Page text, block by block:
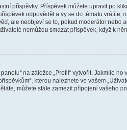
příspěvky. Příspěvek můžete upravit po
odpověděl a vy se do tématu vrátíte,
ale neobjeví se to, pokud moderátor nebo
nemůžou smazat příspěvek, když k
na záložce „Profil“ vytvořit. Jakmile
kterou naleznete ve vašem
můžete stále zamezit připojení vašeho